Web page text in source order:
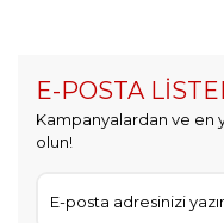
E-POSTA
Kampanyalardan ve en
olun!